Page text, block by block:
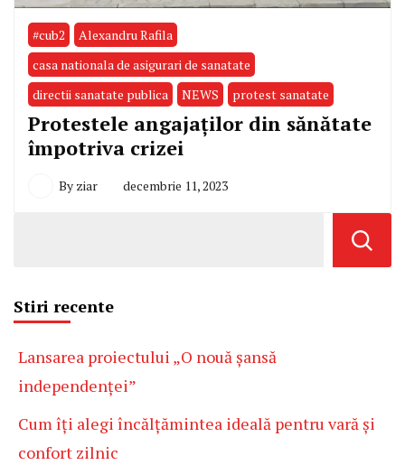
#cub2
Alexandru Rafila
casa nationala de asigurari de sanatate
directii sanatate publica
NEWS protest sanatate
Protestele angajaților din sănătate
împotriva crizei
By ziar decembrie 11, 2023
Stiri recente
Lansarea proiectului „O nouă șansă
independenței”
Cum îți alegi încălțămintea ideală pentru vară și
confort zilnic